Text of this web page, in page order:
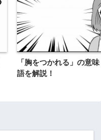
「胸をつかれる」の意
語を解説！